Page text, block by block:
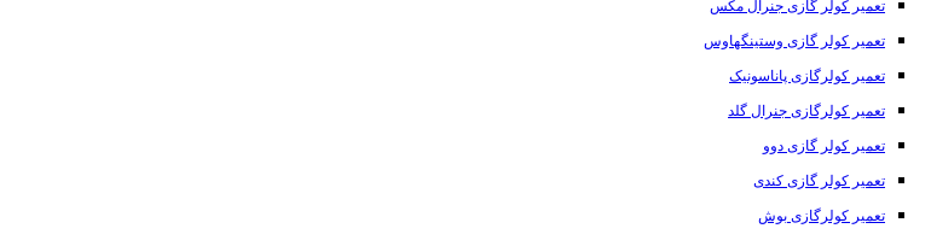
تعمیر کولر گازی جنرال مکس
تعمیر کولر گازی وستینگهاوس
تعمیر کولرگازی پاناسونیک
تعمیر کولرگازی جنرال گلد
تعمیر کولر گازی دوو
تعمیر کولر گازی کندی
تعمیر کولرگازی بوش